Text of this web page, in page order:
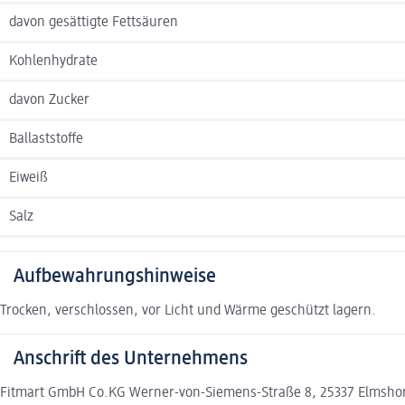
davon gesättigte Fettsäuren
Kohlenhydrate
davon Zucker
Ballaststoffe
Eiweiß
Salz
Aufbewahrungshinweise
Trocken, verschlossen, vor Licht und Wärme geschützt lagern.
Anschrift des Unternehmens
Fitmart GmbH Co.KG Werner-von-Siemens-Straße 8, 25337